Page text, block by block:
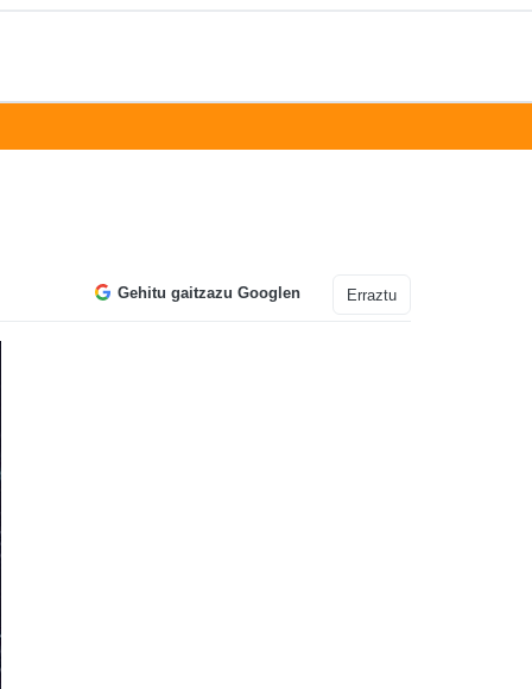
Gehitu gaitzazu Googlen Erraztu